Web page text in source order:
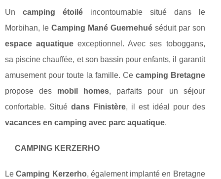
Un camping étoiléincontournable situé dans le
Morbihan, le Camping Mané Guernehuéséduit par son
espace aquatique exceptionnel. Avec ses toboggans,
sa piscine chauffée, et son bassin pour enfants, il garantit
amusement pour toute la famille. Ce camping Bretagne
propose des mobil homes, parfaits pour un séjour
confortable. Situé dans Finistère, il est idéal pour des
vacances en camping avec parc aquatique.
CAMPING KERZERHO
LeCamping Kerzerho, également implanté en Bretagne